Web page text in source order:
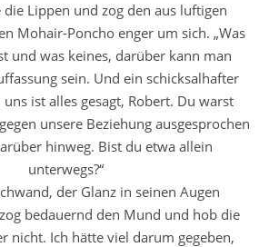
die Lippen und zog den aus luftigen
Mohair-Poncho enger um sich. „Was
und was keines, darüber kann man
sein. Und ein schicksalhafter
ist alles gesagt, Robert. Du warst
unsere Beziehung ausgesprochen
hinweg. Bist du etwa allein
unterwegs?“
der Glanz in seinen Augen
bedauernd den Mund und hob die
nicht. Ich hätte viel darum gegeben,